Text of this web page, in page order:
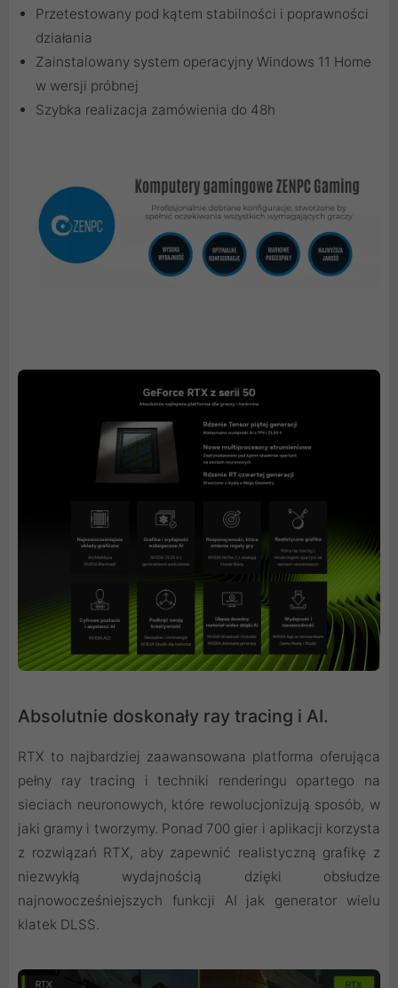
Przetestowany pod kątem stabilności i poprawności
działania
Zainstalowany system operacyjny Windows 11 Home
w wersji próbnej
Szybka realizacja zamówienia do 48h
Absolutnie doskonały ray tracing i AI.
RTX to najbardziej zaawansowana platforma oferująca
pełny ray tracing i techniki renderingu opartego na
sieciach neuronowych, które rewolucjonizują sposób, w
jaki gramy i tworzymy. Ponad 700 gier i aplikacji korzysta
z rozwiązań RTX, aby zapewnić realistyczną grafikę z
niezwykłą wydajnością dzięki obsłudze
najnowocześniejszych funkcji AI jak generator wielu
klatek DLSS.